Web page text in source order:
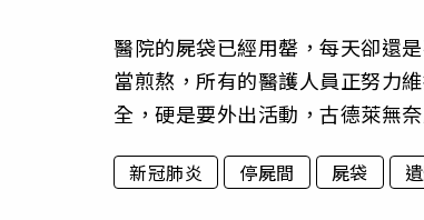
醫院的屍袋已經用罄，每天卻還
當煎熬，所有的醫護人員正努力
全，硬是要外出活動，古德萊無
新冠肺炎 停屍間 屍袋